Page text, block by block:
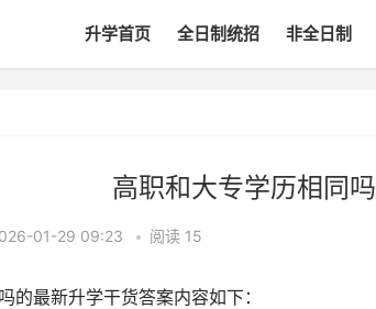
升学首页 全日制统招 非全日制
高职和大专学历相同吗
01-29 09:23 • 阅读 15
的最新升学干货答案内容如下：